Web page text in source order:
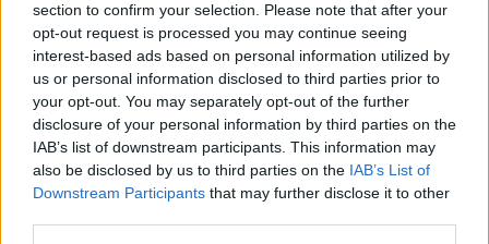
section to confirm your selection. Please note that after your
opt-out request is processed you may continue seeing
interest-based ads based on personal information utilized by
us or personal information disclosed to third parties prior to
your opt-out. You may separately opt-out of the further
disclosure of your personal information by third parties on the
IAB’s list of downstream participants. This information may
also be disclosed by us to third parties on the IAB’s List of
Downstream Participants that may further disclose it to other
Αδέρφια που έκαναν λιποαναρρόφηση καταγγέλλουν
γνωστό πλαστικό χειρουργό: «Μας κατέστρεψε τη ζωή»
– Η απάντηση του γιατρού